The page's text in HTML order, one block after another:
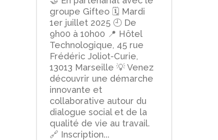
groupe Gifteo 🗓 Mardi
1er juillet 2025 🕘 De
9h00 à 10h00 📍 Hôtel
Technologique, 45 rue
Frédéric Joliot-Curie,
13013 Marseille 💡 Venez
découvrir une démarche
innovante et
collaborative autour du
dialogue social et de la
qualité de vie au travail.
🔗 Inscription...